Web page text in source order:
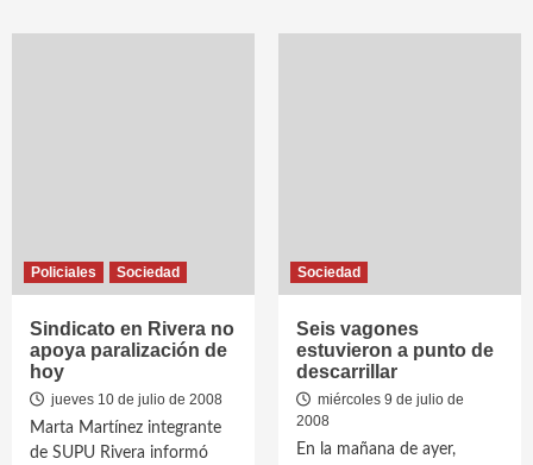
Policiales Sociedad
Sindicato en Rivera no
apoya paralización de
hoy
jueves 10 de julio de 2008
Marta Martínez integrante
de SUPU Rivera informó
Sociedad
Seis vagones
estuvieron a punto de
descarrillar
miércoles 9 de julio de
2008
En la mañana de ayer,